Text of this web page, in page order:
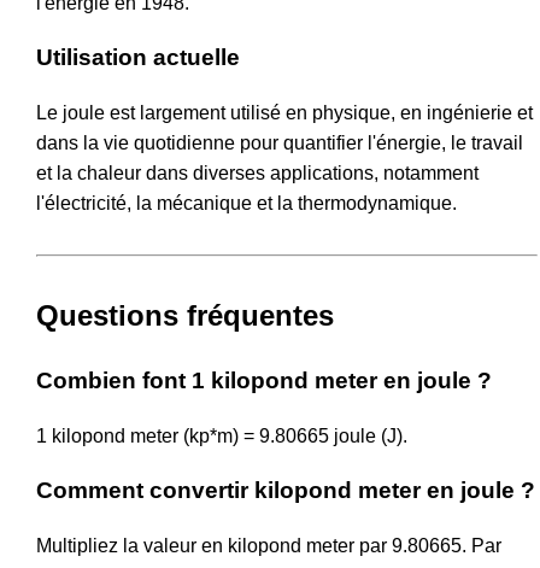
Utilisation actuelle
Le joule est largement utilisé en physique, en ingénierie et
dans la vie quotidienne pour quantifier l'énergie, le travail
et la chaleur dans diverses applications, notamment
l'électricité, la mécanique et la thermodynamique.
Questions fréquentes
Combien font 1 kilopond meter en joule ?
1 kilopond meter (kp*m) = 9.80665 joule (J).
Comment convertir kilopond meter en joule ?
Multipliez la valeur en kilopond meter par 9.80665. Par